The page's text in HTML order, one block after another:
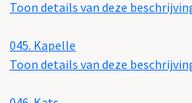
Toon details van deze
045. Kapelle
Toon details van deze